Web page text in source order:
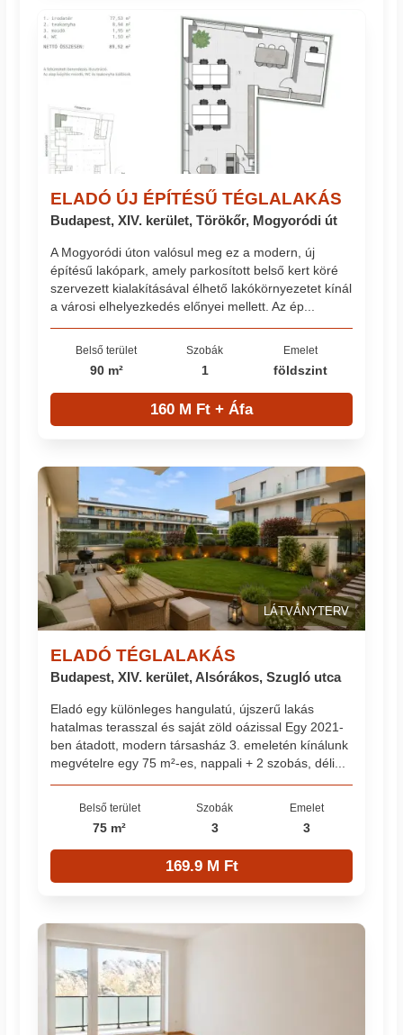
ELADÓ ÚJ ÉPÍTÉSŰ TÉGLALAKÁS
Budapest, XIV. kerület, Törökőr, Mogyoródi út
A Mogyoródi úton valósul meg ez a modern, új
építésű lakópark, amely parkosított belső kert köré
szervezett kialakításával élhető lakókörnyezetet kínál
a városi elhelyezkedés előnyei mellett. Az ép...
Belső terület
90 m²
Szobák
1
Emelet
földszint
160 M Ft + Áfa
LÁTVÁNYTERV
ELADÓ TÉGLALAKÁS
Budapest, XIV. kerület, Alsórákos, Szugló utca
Eladó egy különleges hangulatú, újszerű lakás
hatalmas terasszal és saját zöld oázissal Egy 2021-
ben átadott, modern társasház 3. emeletén kínálunk
megvételre egy 75 m²-es, nappali + 2 szobás, déli...
Belső terület
75 m²
Szobák
3
Emelet
3
169.9 M Ft